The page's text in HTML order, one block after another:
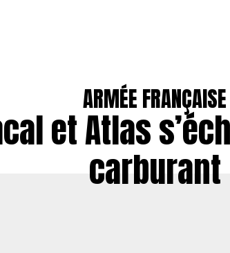
ARMÉE FRANÇAISE
et Atlas
carburant